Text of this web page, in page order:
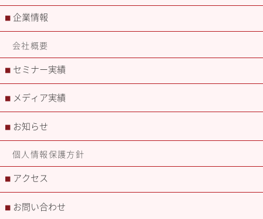
■ 企業情報
会社概要
■ セミナー実績
■ メディア実績
■ お知らせ
個人情報保護方針
■ アクセス
■ お問い合わせ